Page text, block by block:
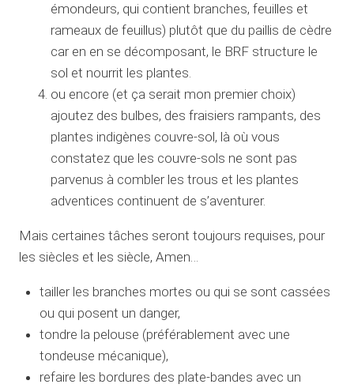
émondeurs, qui contient branches, feuilles et
rameaux de feuillus) plutôt que du paillis de cèdre
car en en se décomposant, le BRF structure le
sol et nourrit les plantes.
ou encore (et ça serait mon premier choix)
ajoutez des bulbes, des fraisiers rampants, des
plantes indigènes couvre-sol, là où vous
constatez que les couvre-sols ne sont pas
parvenus à combler les trous et les plantes
adventices continuent de s’aventurer.
Mais certaines tâches seront toujours requises, pour
les siècles et les siècle, Amen…
tailler les branches mortes ou qui se sont cassées
ou qui posent un danger,
tondre la pelouse (préférablement avec une
tondeuse mécanique),
refaire les bordures des plate-bandes avec un